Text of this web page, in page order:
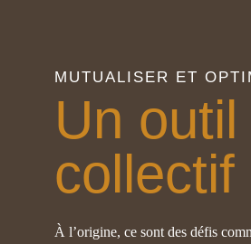
MUTUALISER ET
Un
collectif
À l’origine, ce sont des défis